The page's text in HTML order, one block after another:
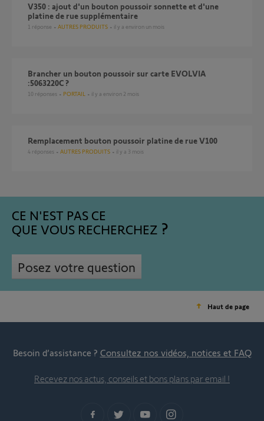
V350 : ajout d'un bouton poussoir sonnette et d'une
platine de rue supplémentaire
1 réponse AUTRES PRODUITS il y a environ un mois
brancher un bouton poussoir sur carte EVOLVIA
:5063220C ?
10 réponses PORTAIL il y a environ 2 mois
Remplacement bouton poussoir platine de rue V100
4 réponses AUTRES PRODUITS il y a 3 mois
CE N'EST PAS CE
QUE VOUS RECHERCHEZ
Posez votre question
Haut de page
Besoin d’assistance ? Consultez nos vidéos, notices et FAQ
Recevez nos actus, conseils et bons plans par email !